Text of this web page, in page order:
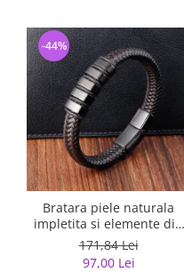
Bratara piele naturala
impletita si elemente din
inox
171,84 Lei
97,00 Lei
-44%